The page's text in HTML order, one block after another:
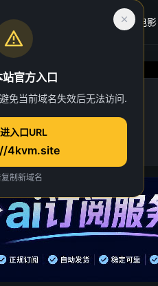
首页 电影
站官方入口
免当前域名失效后无法访问.
入口URL
4kvm.site
制新域名